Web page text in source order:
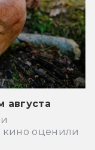
августа
кино оценили